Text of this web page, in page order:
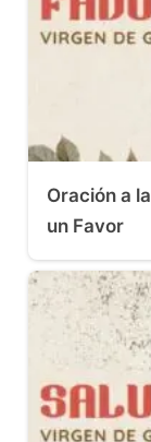
Oración a
un Favor